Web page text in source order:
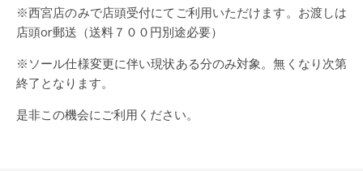
※西宮店のみで店頭受付にてご利用いただけます。お渡しは
店頭or郵送（送料７００円別途必要）
※ソール仕様変更に伴い現状ある分のみ対象。無くなり次第
終了となります。
是非この機会にご利用ください。